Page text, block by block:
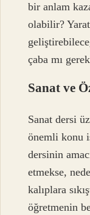
bir anlam
olabilir?
çaba mı
Sanat ve
Sanat dersi
önemli konu
dersinin
etmekse,
kalıplara
öğretmenin